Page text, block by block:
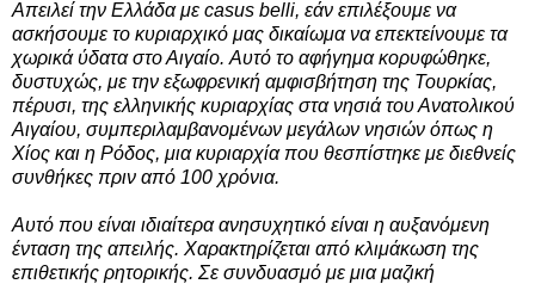
Απειλεί την Ελλάδα με casus belli, εάν επιλέξουμε να
ασκήσουμε το κυριαρχικό μας δικαίωμα να επεκτείνουμε τα
χωρικά ύδατα στο Αιγαίο. Αυτό το αφήγημα κορυφώθηκε,
δυστυχώς, με την εξωφρενική αμφισβήτηση της Τουρκίας,
πέρυσι, της ελληνικής κυριαρχίας στα νησιά του Ανατολικού
Αιγαίου, συμπεριλαμβανομένων μεγάλων νησιών όπως η
Χίος και η Ρόδος, μια κυριαρχία που θεσπίστηκε με διεθνείς
συνθήκες πριν από 100 χρόνια.
Αυτό που είναι ιδιαίτερα ανησυχητικό είναι η αυξανόμενη
ένταση της απειλής. Χαρακτηρίζεται από κλιμάκωση της
επιθετικής ρητορικής. Σε συνδυασμό με μια μαζική